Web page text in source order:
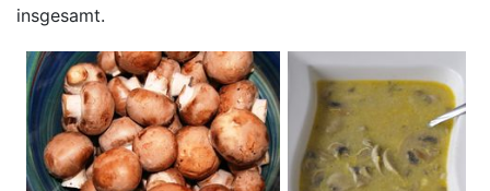
insgesamt.